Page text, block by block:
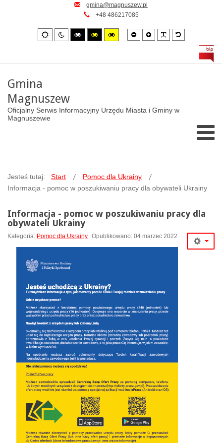
gmina@magnuszew.pl
+48 486217085
Default
mode
Night
mode
High
contrast
High
contrast
High
contrast
Smaller
font
Larger
font
Default
font
Gmina
Magnuszew
Oficjalny Serwis Informacyjny Urzędu Miasta i Gminy w
Magnuszewie
Jesteś tutaj: Start
Pomoc dla Ukrainy
Informacja - pomoc w poszukiwaniu pracy dla obywateli Ukrainy
Informacja - pomoc w poszukiwaniu pracy dla
obywateli Ukrainy
Kategoria: Pomoc dla Ukrainy Opublikowano: 04 marzec 2022